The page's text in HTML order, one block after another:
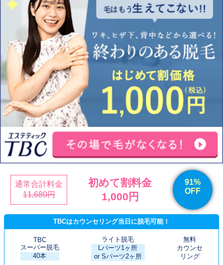
通常合計料金
11,680円
初めて割料金
1,000円
91%
OFF
TBCはカウンセリング当日に脱毛可能！
TBC
スーパー脱毛
40本
ライト脱毛
Lパーツ1ヶ所
or Sパーツ2ヶ所
無料
カウンセ
リング